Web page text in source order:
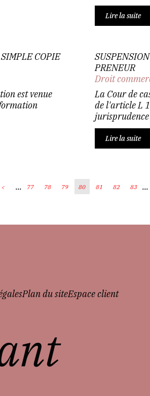
Lire la suite
COPIE
est venue
PRENEUR
Droit
La Cour de
de l'article L
Lire la suite
< ... 77 78 79 80 81 82 83 ...
Plan du siteEspace client